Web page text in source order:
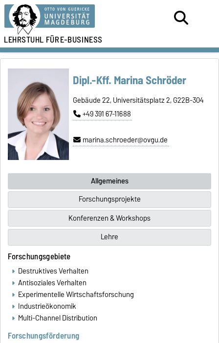
LEHRSTUHL FÜRE-BUSINESS
Dipl.-Kff. Marina Schröder
Gebäude 22, Universitätsplatz 2, G22B-304
+49 391 67-11688
marina.schroeder@ovgu.de
Allgemeines
Forschungsprojekte
Konferenzen & Workshops
Lehre
Forschungsgebiete
Destruktives Verhalten
Antisoziales Verhalten
Experimentelle Wirtschaftsforschung
Industrieökonomik
Multi-Channel Distribution
Forschungsförderung